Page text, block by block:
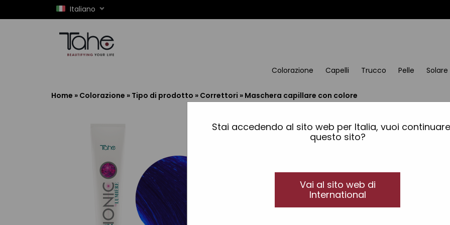
Stai accedendo al sito web per Italia, vuoi
questo sito?
Vai al sito web di
International
Italiano
Colorazione Capelli Trucco Pelle Solare
Home » Colorazione » Tipo di prodotto » Correttori » Maschera capillare con colore
Tahe Ionic
ossidazione, agendo in sinergia con essi.
Prodotto altamente nutriente e idratante.